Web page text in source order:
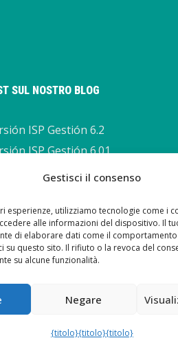
Gestisci il consenso
esperienze, utilizziamo tecnologie come i
alle informazioni del dispositivo. Il
di elaborare dati come il
su questo sito. Il rifiuto o la revoca del
su alcune funzionalità.
Negare
{titolo}{titolo}{titolo}
SUL NOSTRO BLOG
ISP Gestión 6.2
ISP Gestión 6.01
ISP Gestión 6.0